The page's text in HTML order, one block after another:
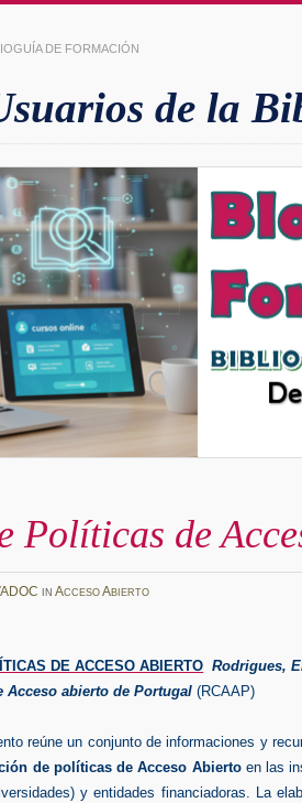
DE FORMACIÓN
de la
Políticas de
in Acceso Abierto
DE ACCESO ABIERTO Rodrigues,
Acceso abierto de Portugal (RCAAP)
reúne un conjunto de informaciones y
de políticas de Acceso Abiertoen las
y entidades financiadoras. La